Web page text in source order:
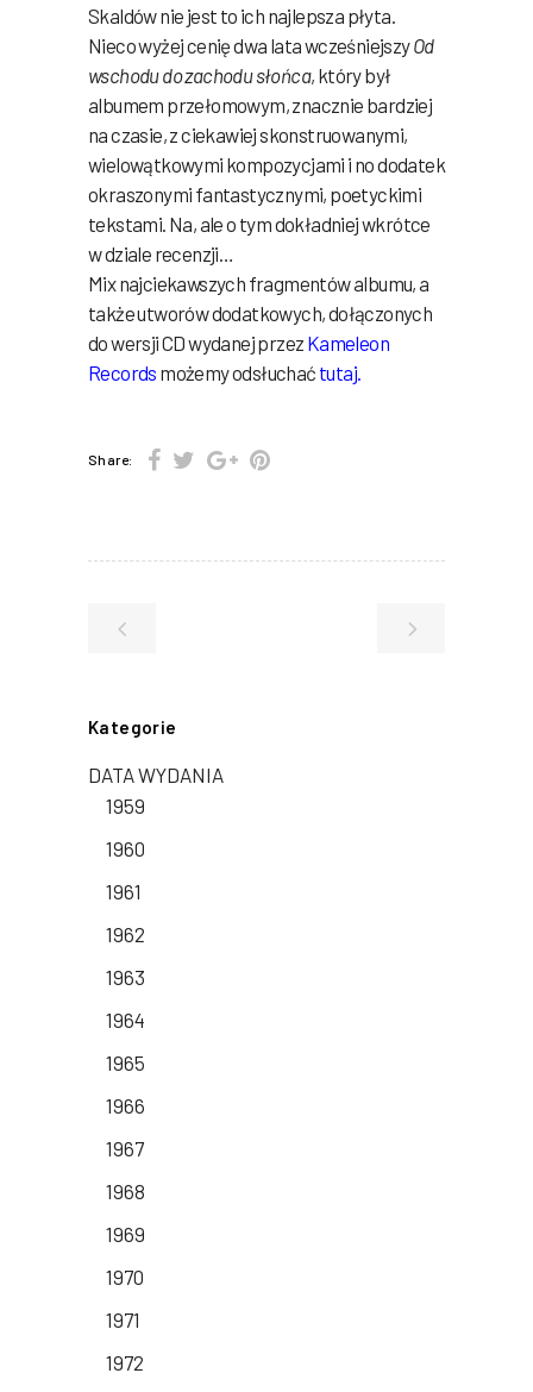
Skaldów nie jest to ich najlepsza płyta.
Nieco wyżej cenię dwa lata wcześniejszyOd
wschodu do zachodu słońca, który był
albumem przełomowym, znacznie bardziej
na czasie, z ciekawiej skonstruowanymi,
wielowątkowymi kompozycjami i no dodatek
okraszonymi fantastycznymi, poetyckimi
tekstami. Na, ale o tym dokładniej wkrótce
w dziale recenzji…
Mix najciekawszych fragmentów albumu, a
także utworów dodatkowych, dołączonych
do wersji CD wydanej przez Kameleon
Records możemy odsłuchać tutaj.
Share:
Kategorie
DATA WYDANIA
1959
1960
1961
1962
1963
1964
1965
1966
1967
1968
1969
1970
1971
1972